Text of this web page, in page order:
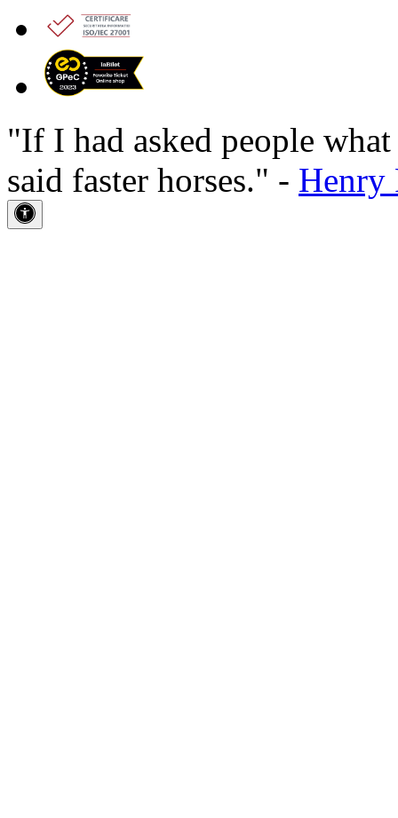
"If I had asked people
said faster horses." - Henry